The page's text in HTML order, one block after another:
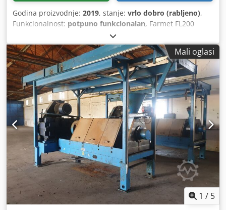
Godina proizvodnje: 2019, stanje: vrlo dobro (rabljeno),
Funkcionalnost: potpuno funkcionalan, Farmet FL200
pužni preša za uljanu repicu/suncokret/soju, s finalnom
geometrijom, u vrlo dobrom stanju. Motor 22 kW, kapacitet
400 kg/h (s preprijem 500 kg/h), lamele i geometrija
provjereni, i u dobrom stanju. Dcsdjxa Hy Uepfx Anusk
Uparen s ekstruderom Farmet FE500 (iz naše ponude)
može prerađivati soju kapaciteta 400 kg/h.
Mali oglasi
1 / 5